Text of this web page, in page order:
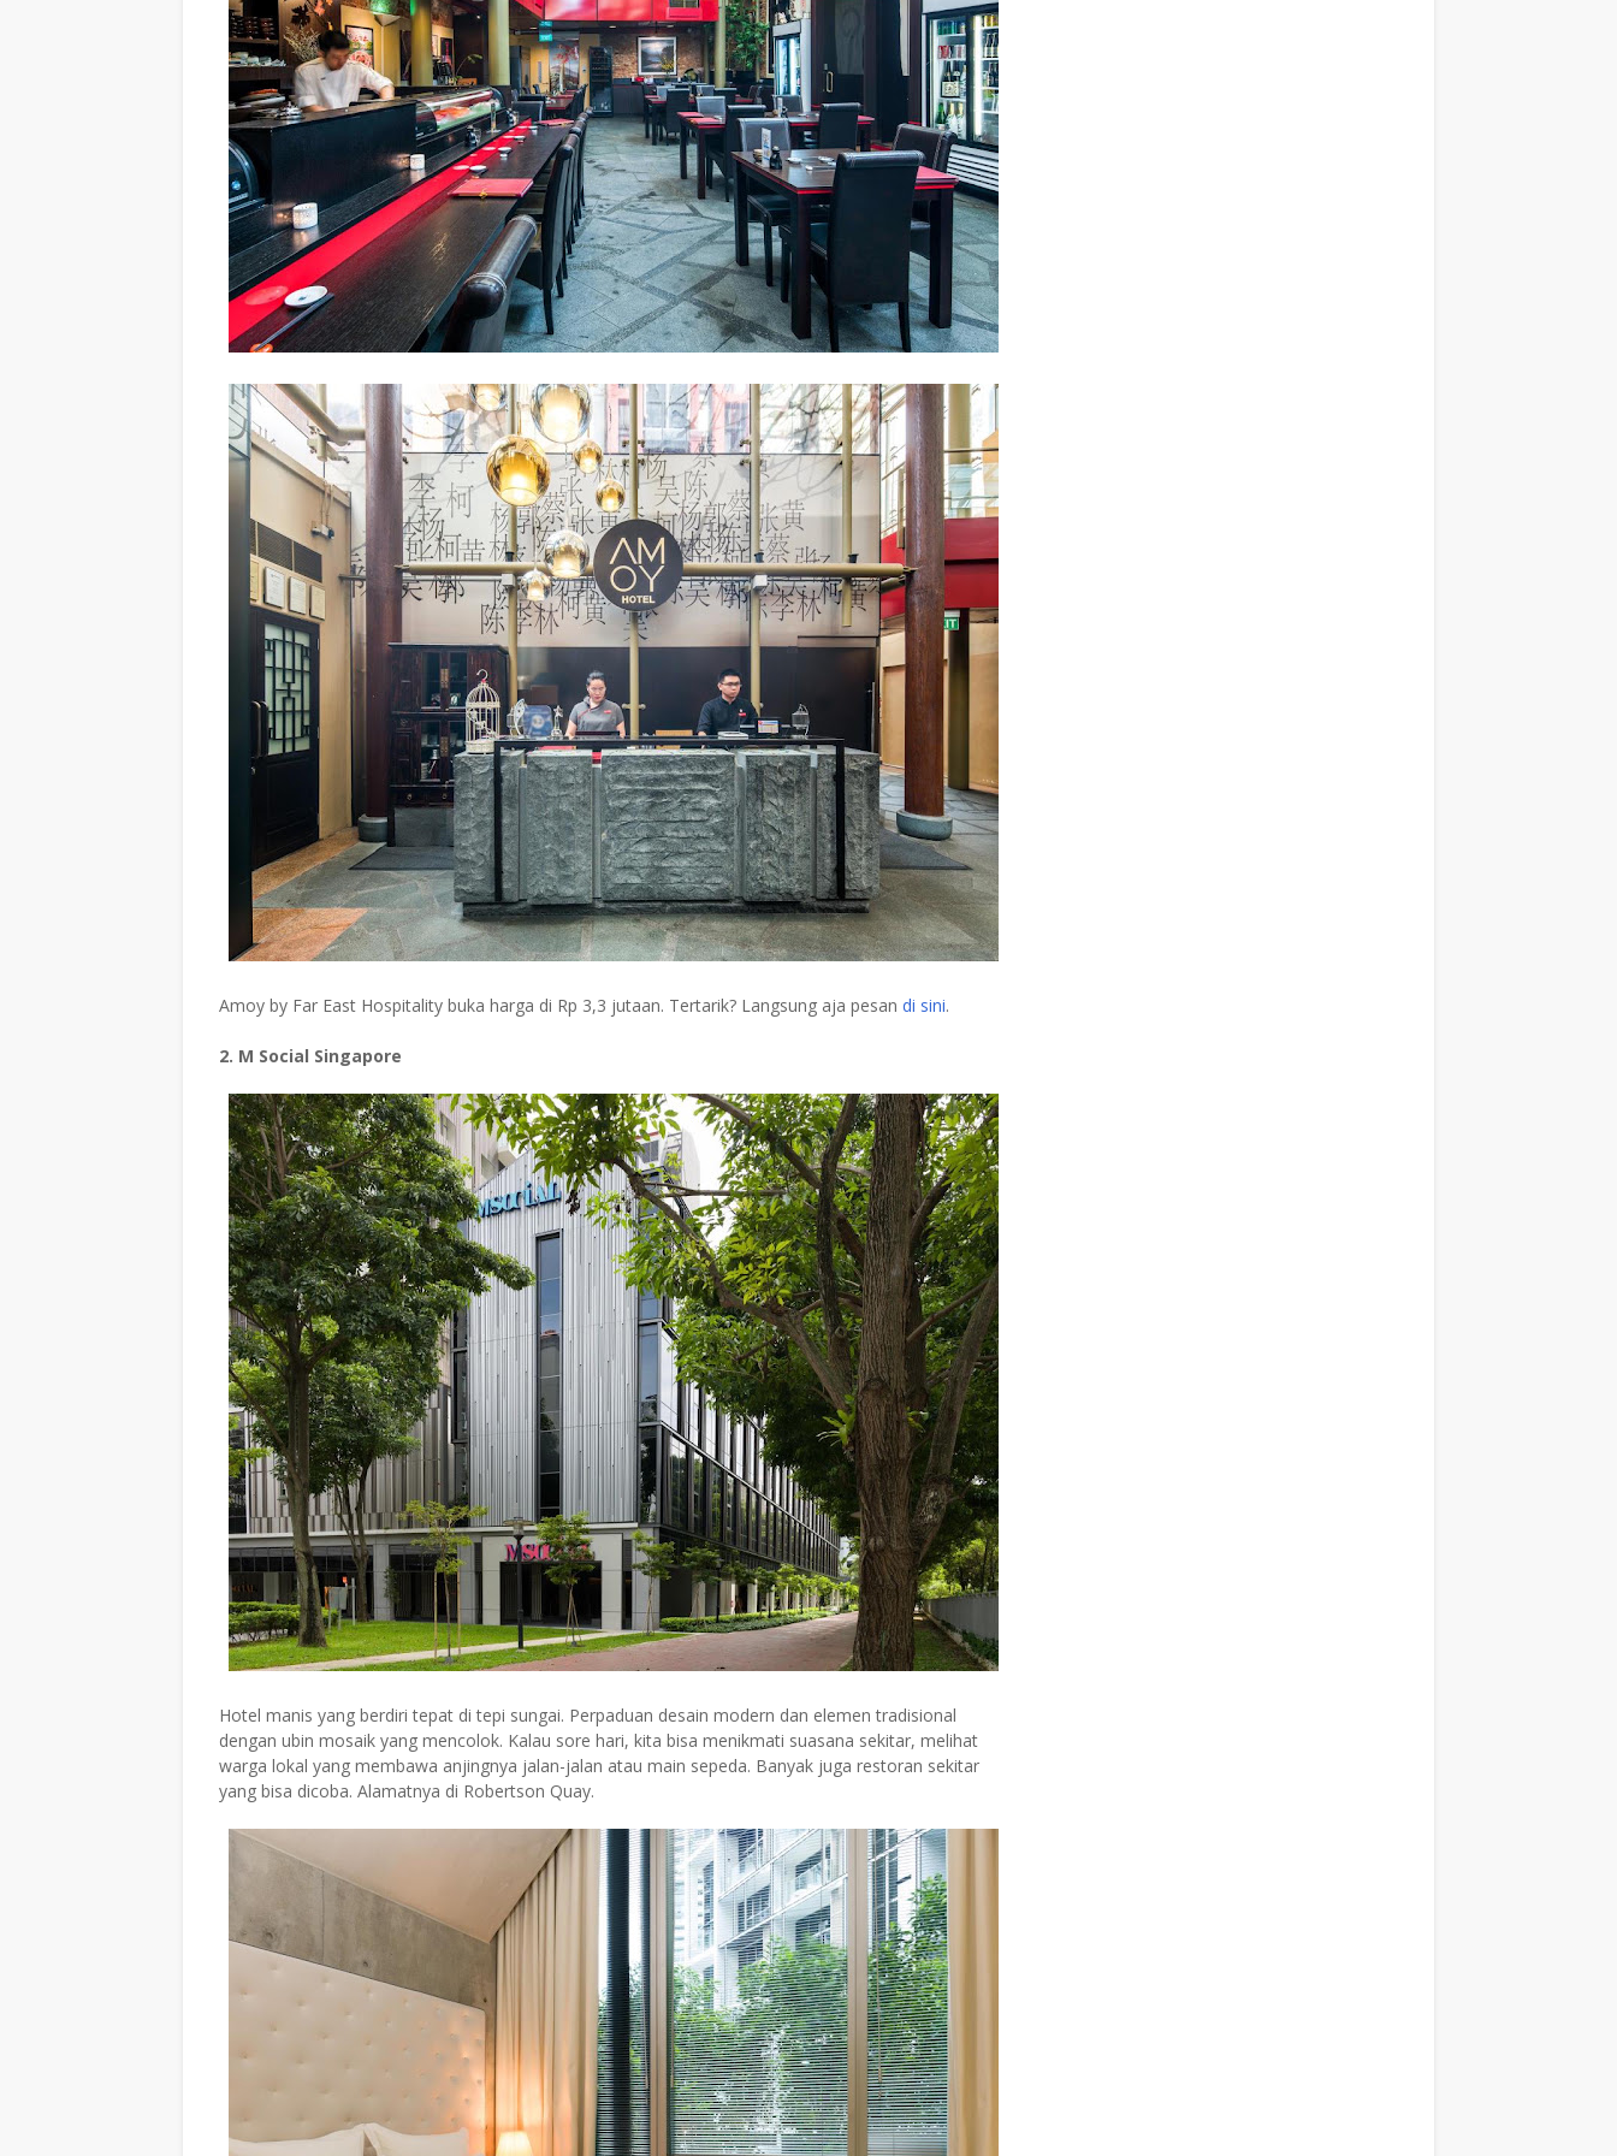
Amoy by Far East Hospitality buka harga di Rp 3,3 jutaan. Tertarik? Langsung aja pesan di sini.
2. M Social Singapore
Hotel manis yang berdiri tepat di tepi sungai. Perpaduan desain modern dan elemen tradisional
dengan ubin mosaik yang mencolok. Kalau sore hari, kita bisa menikmati suasana sekitar, melihat
warga lokal yang membawa anjingnya jalan-jalan atau main sepeda. Banyak juga restoran sekitar
yang bisa dicoba. Alamatnya di Robertson Quay.